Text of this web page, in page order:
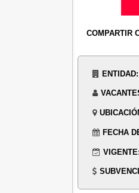
COMPARTIR
ENTIDAD:
FECHA
VIGENTE: